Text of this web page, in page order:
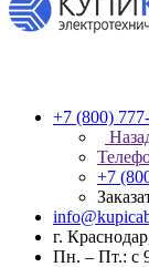
+7 (800)
+7
г.
Пн. – Пт.: с